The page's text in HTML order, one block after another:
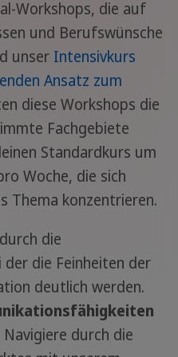
Workshops, die auf
und Berufswünsche
unser Intensivkurs
Ansatz zum
diese Workshops die
Fachgebiete
Standardkurs um
Woche, die sich
Thema konzentrieren.
die
der die Feinheiten der
deutlich werden.
durch die